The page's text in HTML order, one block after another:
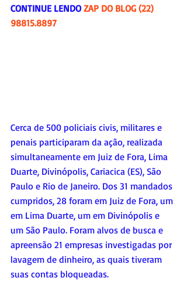
CONTINUE LENDO ZAP DO BLOG (22)
98815.8897
Cerca de 500 policiais civis, militares e
penais participaram da ação, realizada
simultaneamente em Juiz de Fora, Lima
Duarte, Divinópolis, Cariacica (ES), São
Paulo e Rio de Janeiro. Dos 31 mandados
cumpridos, 28 foram em Juiz de Fora, um
em Lima Duarte, um em Divinópolis e
um São Paulo. Foram alvos de busca e
apreensão 21 empresas investigadas por
lavagem de dinheiro, as quais tiveram
suas contas bloqueadas.